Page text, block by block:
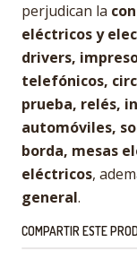
perjudican la
eléctricos y
drivers,
telefónicos,
prueba, relés,
automóviles,
borda, mesas
eléctricos,
general.
COMPARTIR ESTE